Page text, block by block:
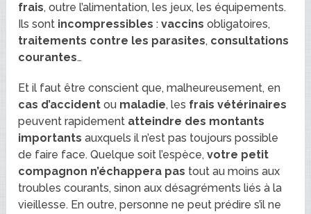
frais, outre l’alimentation, les jeux, les équipements.
Ils sont incompressibles :vaccins obligatoires,
traitements contre les parasites, consultations
courantes…
Et il faut être conscient que, malheureusement, en
cas d’accident ou maladie, les frais vétérinaires
peuvent rapidement atteindre des montants
importants auxquels il n’est pas toujours possible
de faire face. Quelque soit l’espèce,votre petit
compagnon n’échappera pas tout au moins aux
troubles courants, sinon aux désagréments liés à la
vieillesse. En outre, personne ne peut prédire s’il ne